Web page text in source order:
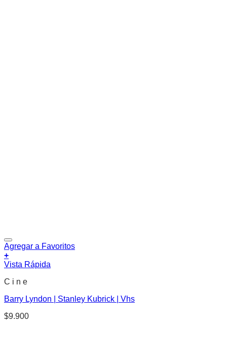
Agregar a Favoritos
+
Vista Rápida
C i n e
Barry Lyndon | Stanley Kubrick | Vhs
$9.900